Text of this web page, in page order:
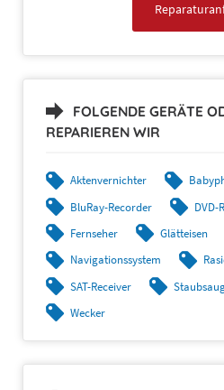
FOLGENDE GERÄTE
REPARIEREN WIR
Aktenvernichter
BluRay-Recorder
DVD-
Fernseher
Glätteisen
Navigationssystem
SAT-Receiver
Wecker